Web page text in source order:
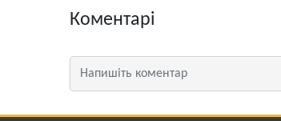
Коментарі